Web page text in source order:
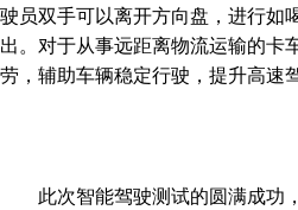
驶员双手可以离开方向盘，进行如
出。对于从事远距离物流运输的卡
劳，辅助车辆稳定行驶，提升高速
此次智能驾驶测试的圆满成功，